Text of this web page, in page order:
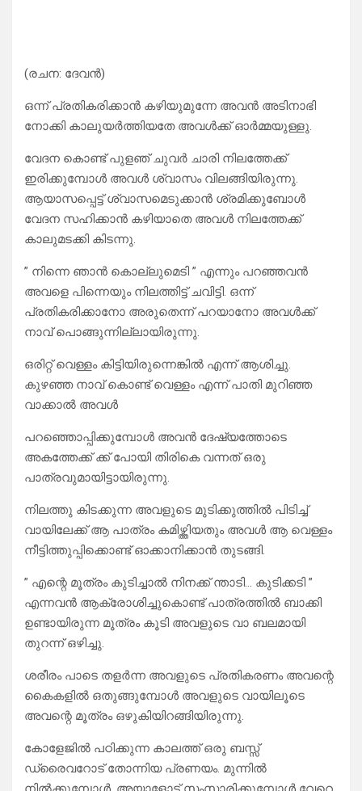
(രചന: ദേവൻ)
ഒന്ന് പ്രതികരിക്കാൻ കഴിയുമുന്നേ അവൻ അടിനാഭി
നോക്കി കാലുയർത്തിയതേ അവൾക്ക് ഓർമ്മയുള്ളു.
വേദന കൊണ്ട് പുളഞ് ചുവർ ചാരി നിലത്തേക്ക്
ഇരിക്കുമ്പോൾ അവൾ ശ്വാസം വിലങ്ങിയിരുന്നു.
ആയാസപ്പെട്ട് ശ്വാസമെടുക്കാൻ ശ്രമിക്കുബോൾ
വേദന സഹിക്കാൻ കഴിയാതെ അവൾ നിലത്തേക്ക്
കാലുമടക്കി കിടന്നു.
” നിന്നെ ഞാൻ കൊല്ലുമെടി ” എന്നും പറഞ്ഞവൻ
അവളെ പിന്നെയും നിലത്തിട്ട് ചവിട്ടി. ഒന്ന്
പ്രതികരിക്കാനോ അരുതെന്ന് പറയാനോ അവൾക്ക്
നാവ് പൊങ്ങുന്നില്ലായിരുന്നു.
ഒരിറ്റ് വെള്ളം കിട്ടിയിരുന്നെങ്കിൽ എന്ന് ആശിച്ചു.
കുഴഞ്ഞ നാവ് കൊണ്ട് വെള്ളം എന്ന് പാതി മുറിഞ്ഞ
വാക്കാൽ അവൾ
പറഞ്ഞൊപ്പിക്കുമ്പോൾ അവൻ ദേഷ്യത്തോടെ
അകത്തേക്ക് ക്ക് പോയി തിരികെ വന്നത് ഒരു
പാത്രവുമായിട്ടായിരുന്നു.
നിലത്തു കിടക്കുന്ന അവളുടെ മുടിക്കുത്തിൽ പിടിച്ച്
വായിലേക്ക് ആ പാത്രം കമിഴ്ത്തിയതും അവൾ ആ വെള്ളം
നീട്ടിത്തുപ്പിക്കൊണ്ട് ഓക്കാനിക്കാൻ തുടങ്ങി.
” എന്റെ മൂത്രം കുടിച്ചാൽ നിനക്ക് ന്താടി… കുടിക്കടി ”
എന്നവൻ ആക്രോശിച്ചുകൊണ്ട് പാത്രത്തിൽ ബാക്കി
ഉണ്ടായിരുന്ന മൂത്രം കൂടി അവളുടെ വാ ബലമായി
തുറന്ന് ഒഴിച്ചു.
ശരീരം പാടെ തളർന്ന അവളുടെ പ്രതികരണം അവന്റെ
കൈകളിൽ ഒതുങ്ങുമ്പോൾ അവളുടെ വായിലൂടെ
അവന്റെ മൂത്രം ഒഴുകിയിറങ്ങിയിരുന്നു.
കോളേജിൽ പഠിക്കുന്ന കാലത്ത് ഒരു ബസ്സ്
ഡ്രൈവറോട് തോന്നിയ പ്രണയം. മുന്നിൽ